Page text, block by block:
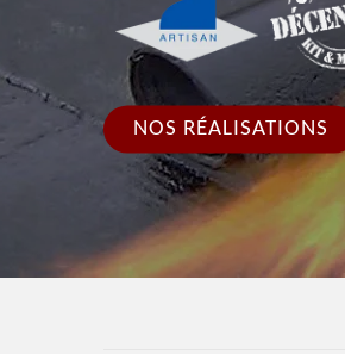
NOS RÉALISATIONS